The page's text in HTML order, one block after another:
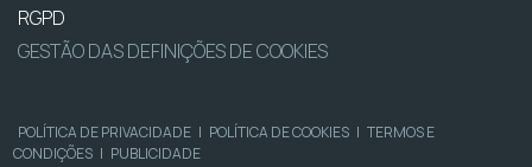
RGPD
GESTÃO DAS DEFINIÇÕES DE COOKIES
POLÍTICA DE PRIVACIDADE | POLÍTICA DE COOKIES | TERMOS E
CONDIÇÕES | PUBLICIDADE